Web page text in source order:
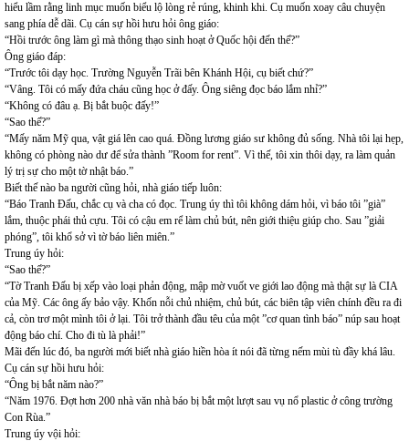
hiểu lầm rằng linh mục muốn biểu lộ lòng rẻ rúng, khinh khi. Cụ muốn xoay câu chuyện
sang phía dễ dãi. Cụ cán sự hồi hưu hỏi ông giáo:
“Hồi trước ông làm gì mà thông thạo sinh hoạt ở Quốc hội đến thế?”
Ông giáo đáp:
“Trước tôi dạy học. Trường Nguyễn Trãi bên Khánh Hội, cụ biết chứ?”
“Vâng. Tôi có mấy đứa cháu cũng học ở đấy. Ông siêng đọc báo lắm nhỉ?”
“Không có đâu ạ. Bị bắt buộc đấy!”
“Sao thế?”
“Mấy năm Mỹ qua, vật giá lên cao quá. Đồng lương giáo sư không đủ sống. Nhà tôi lại hẹp,
không có phòng nào dư để sửa thành ”Room for rent”. Vì thế, tôi xin thôi dạy, ra làm quản
lý trị sự cho một tờ nhật báo.”
Biết thế nào ba người cũng hỏi, nhà giáo tiếp luôn:
“Báo Tranh Đấu, chắc cụ và cha có đọc. Trung úy thì tôi không dám hỏi, vì báo tôi ”già”
lắm, thuộc phái thủ cựu. Tôi có cậu em rể làm chủ bút, nên giới thiệu giúp cho. Sau ”giải
phóng”, tôi khổ sở vì tờ báo liên miên.”
Trung úy hỏi:
“Sao thế?”
“Tờ Tranh Đấu bị xếp vào loại phản động, mập mờ vuốt ve giới lao động mà thật sự là CIA
của Mỹ. Các ông ấy bảo vậy. Khốn nỗi chủ nhiệm, chủ bút, các biên tập viên chính đều ra đi
cả, còn trơ một mình tôi ở lại. Tôi trở thành đầu têu của một ”cơ quan tình báo” núp sau hoạt
động báo chí. Cho đi tù là phải!”
Mãi đến lúc đó, ba người mới biết nhà giáo hiền hòa ít nói đã từng nếm mùi tù đầy khá lâu.
Cụ cán sự hồi hưu hỏi:
“Ông bị bắt năm nào?”
“Năm 1976. Đợt hơn 200 nhà văn nhà báo bị bắt một lượt sau vụ nổ plastic ở công trường
Con Rùa.”
Trung úy vội hỏi: